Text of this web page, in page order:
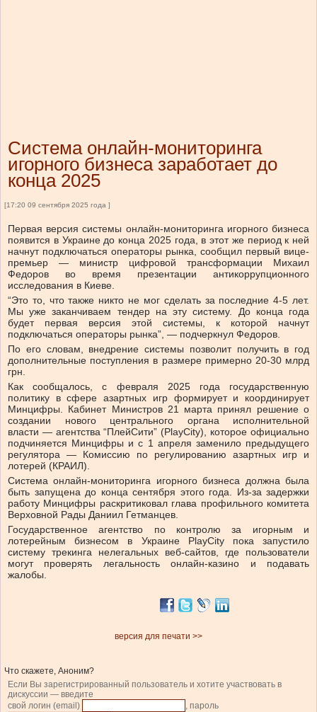
Система онлайн-мониторинга
игорного бизнеса заработает до
конца 2025
[17:20 09 сентября 2025 года ]
Первая версия системы онлайн-мониторинга игорного бизнеса
появится в Украине до конца 2025 года, в этот же период к ней
начнут подключаться операторы рынка, сообщил первый вице-
премьер — министр цифровой трансформации Михаил
Федоров во время презентации антикоррупционного
исследования в Киеве.
“Это то, что также никто не мог сделать за последние 4-5 лет.
Мы уже заканчиваем тендер на эту систему. До конца года
будет первая версия этой системы, к которой начнут
подключаться операторы рынка”, — подчеркнул Федоров.
По его словам, внедрение системы позволит получить в год
дополнительные поступления в размере примерно 20-30 млрд
грн.
Как сообщалось, с февраля 2025 года государственную
политику в сфере азартных игр формирует и координирует
Минцифры. Кабинет Министров 21 марта принял решение о
создании нового центрального органа исполнительной
власти — агентства “ПлейСити” (PlayCity), которое официально
подчиняется Минцифры и с 1 апреля заменило предыдущего
регулятора — Комиссию по регулированию азартных игр и
лотерей (КРАИЛ).
Система онлайн-мониторинга игорного бизнеса должна была
быть запущена до конца сентября этого года. Из-за задержки
работу Минцифры раскритиковал глава профильного комитета
Верховной Рады Даниил Гетманцев.
Государственное агентство по контролю за игорным и
лотерейным бизнесом в Украине PlayCity пока запустило
систему трекинга нелегальных веб-сайтов, где пользователи
могут проверять легальность онлайн-казино и подавать
жалобы.
версия для печати >>
Что скажете, Аноним?
Если Вы зарегистрированный пользователь и хотите участвовать в
дискуссии — введите
свой логин (email)
, пароль